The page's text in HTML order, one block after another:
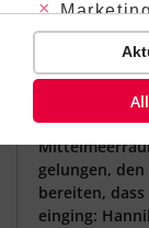
Zur
im 3.
einen
Sowohl die
Karthager,
gelungen,
bereiten, dass
einging: